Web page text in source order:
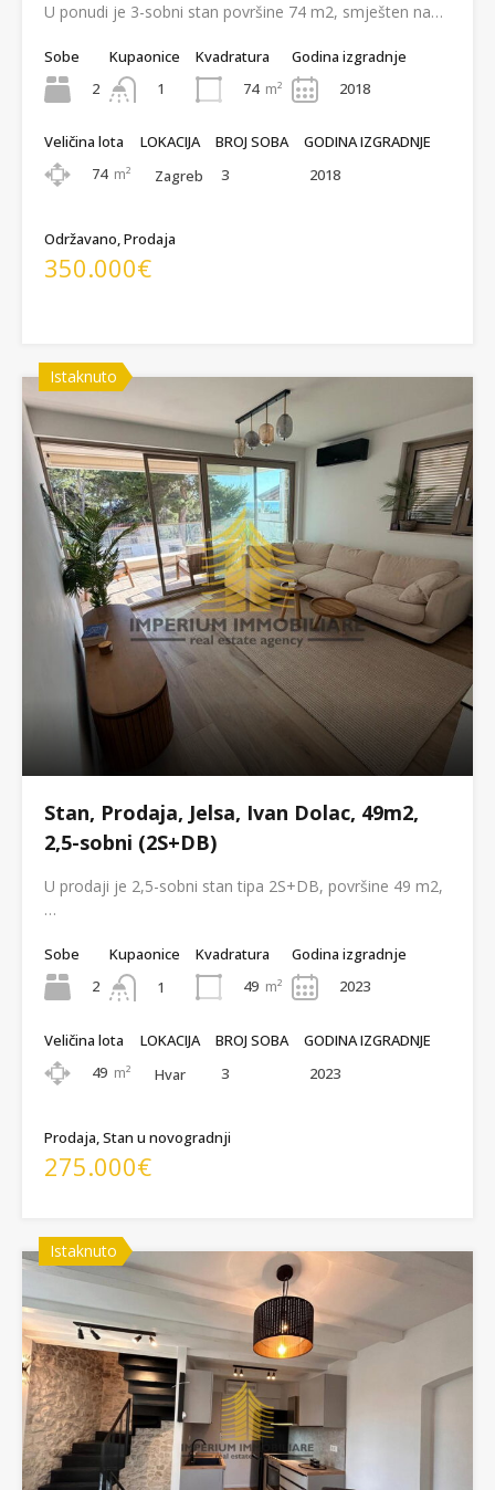
U ponudi je 3-sobni stan površine 74 m2, smješten na…
Sobe
2
Kupaonice
1
Kvadratura
74 m²
Godina izgradnje
2018
Veličina lota
74 m²
LOKACIJA
Zagreb
BROJ SOBA
3
GODINA IZGRADNJE
2018
Održavano, Prodaja
350.000€
Istaknuto
Stan, Prodaja, Jelsa, Ivan Dolac, 49m2,
2,5-sobni (2S+DB)
U prodaji je 2,5-sobni stan tipa 2S+DB, površine 49 m2,
…
Sobe
2
Kupaonice
1
Kvadratura
49 m²
Godina izgradnje
2023
Veličina lota
49 m²
LOKACIJA
Hvar
BROJ SOBA
3
GODINA IZGRADNJE
2023
Prodaja, Stan u novogradnji
275.000€
Istaknuto